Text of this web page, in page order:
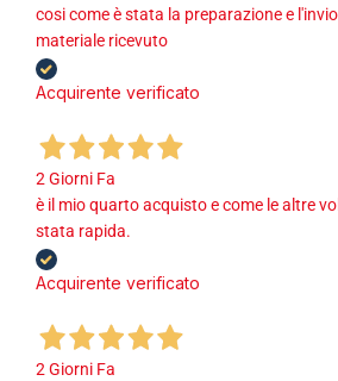
cosi come è stata la preparazione e
materiale ricevuto
Acquirente verificato
2 Giorni Fa
è il mio quarto acquisto e come le altre
stata rapida.
Acquirente verificato
2 Giorni Fa